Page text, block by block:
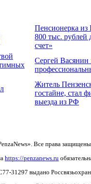
Пенсионерка из
800 тыс. рублей
счет»
Сергей Васянин
Житель
гостайне, стал
выезда из РФ
Все права
https://penzanews.ru
31297 выдано